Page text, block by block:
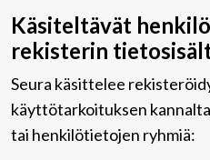
Käsiteltävät
rekisterin
Seura käsittelee
käyttötarkoituksen
tai henkilötietojen ryhmiä: